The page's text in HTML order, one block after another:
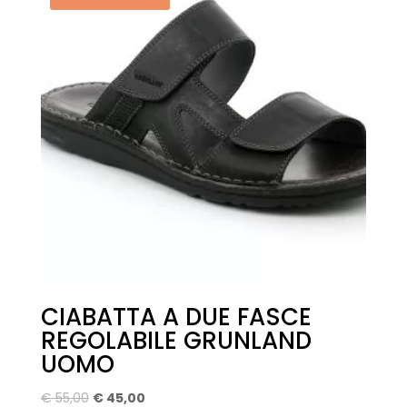
CIABATTA A DUE FASCE
REGOLABILE GRUNLAND
UOMO
€55,00 Il€45,00Il